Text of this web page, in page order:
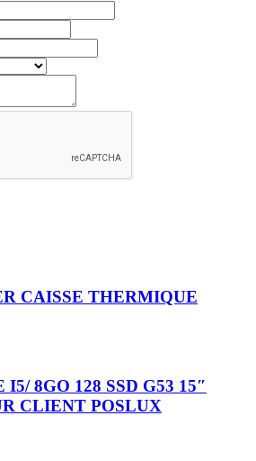
CAISSE THERMIQUE
8GO 128 SSD G53 15″
CLIENT POSLUX